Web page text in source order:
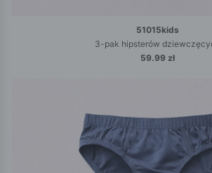
51015kids
3-pak hipsterów
59.99 zł